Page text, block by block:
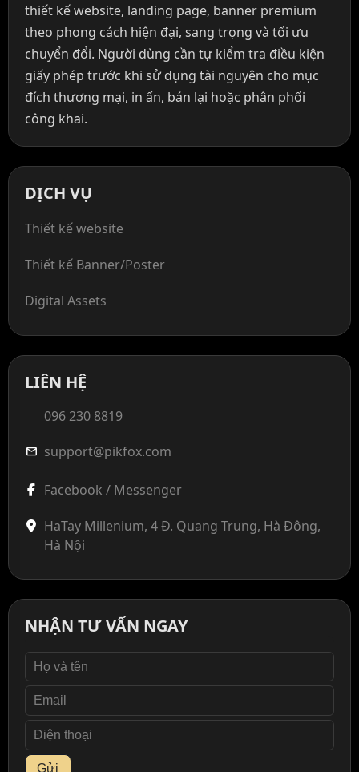
thiết kế website, landing page, banner premium
theo phong cách hiện đại, sang trọng và tối ưu
chuyển đổi. Người dùng cần tự kiểm tra điều kiện
giấy phép trước khi sử dụng tài nguyên cho mục
đích thương mại, in ấn, bán lại hoặc phân phối
công khai.
DỊCH VỤ
Thiết kế website
Thiết kế Banner/Poster
Digital Assets
LIÊN HỆ
096 230 8819
mail support@pikfox.com
Facebook / Messenger
HaTay Millenium, 4 Đ. Quang Trung, Hà Đông,
Hà Nội
NHẬN TƯ VẤN NGAY
Gửi